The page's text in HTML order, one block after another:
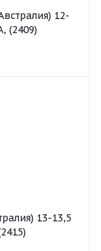
12-
(2409)
13-13,5